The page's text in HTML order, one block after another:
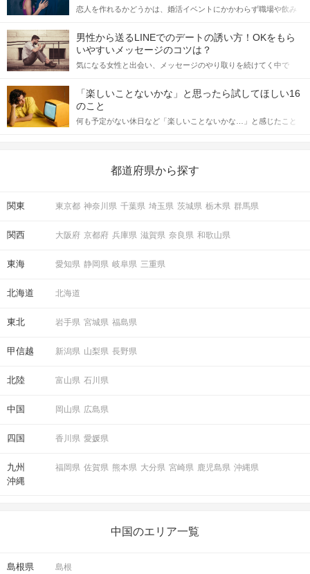
恋人を作れるかどうかは、婚活イベントにかかわらず職場や飲み
てアプローチできるかにも左右されます。 これから恋人作りを本
格的に始めようとしている方は、女性が異性を求めて出すサイン
をしっかりと理解し、正しい行動に移せるかどうかが重要。 この
記事では、女性が話しかけて欲しい時に出すサインとその心理を
合にどのような行動に繋げるべきかをご紹介していきます。
男性から送るLINEでのデートの誘い方！OKをもら
いやすいメッセージのコツは？
気になる女性と出会い、メッセージのやり取りを続けてく中で
しかし、中には「どう誘ったらいいの？」とお困りの男性もいら
っしゃるのではないでしょうか。 そこで今回は、男性から女性へ
送るLINEでのデートの誘い方のコツをご紹介します。例文も混じ
えながら解説するので、ぜひ参考にしてください。
「楽しいことないかな」と思ったら試してほしい16
のこと
何も予定がない休日など「楽しいことないかな…」と感じたこと
の楽しいことアイデアを集めました♪ いままさに楽しいことを探し
都道府県から探す
関東 東京都 神奈川県 千葉県 埼玉県 茨城県 栃木県 群馬県
関西 大阪府 京都府 兵庫県 滋賀県 奈良県 和歌山県
東海 愛知県 静岡県 岐阜県 三重県
北海道 北海道
東北 岩手県 宮城県 福島県
甲信越 新潟県 山梨県 長野県
北陸 富山県 石川県
中国 岡山県 広島県
四国 香川県 愛媛県
九州
沖縄
福岡県 佐賀県 熊本県 大分県 宮崎県 鹿児島県 沖縄県
中国のエリア一覧
島根県 島根